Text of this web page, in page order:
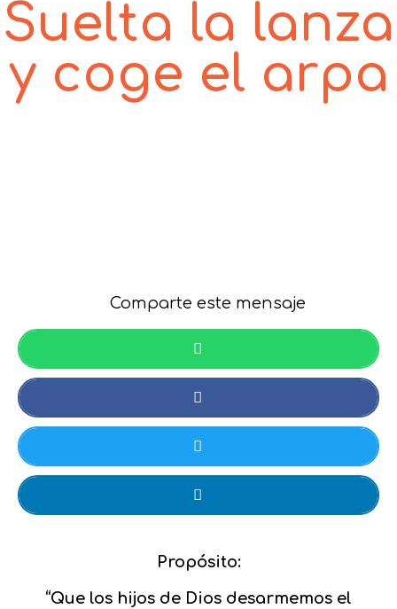
Suelta la lanza
y coge el arpa
Comparte este mensaje
Propósito:
“Que los hijos de Dios desarmemos el